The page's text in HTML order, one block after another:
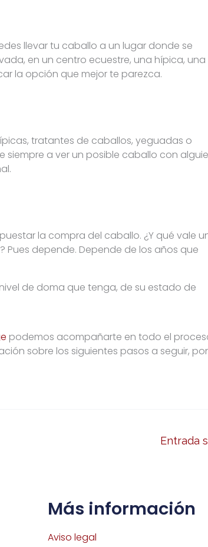
llevar tu caballo a un lugar donde se
en un centro ecuestre, una hípica, una
la opción que mejor te parezca.
tratantes de caballos, yeguadas o
siempre a ver un posible caballo con
la compra del caballo. ¿Y qué vale
depende. Depende de los años que
de doma que tenga, de su estado de
podemos acompañarte en todo el
sobre los siguientes pasos a seguir,
Entrada
Más información
Aviso legal